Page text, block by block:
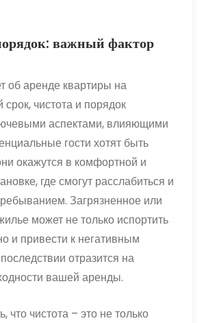
важный фактор
об аренде квартиры на
срок, чистота и порядок
аспектами, влияющими
гости хотят быть
окажутся в комфортной и
где смогут расслабиться и
Загрязненное или
может не только испортить
и привести к негативным
отразится на
вашей аренды.
что чистота – это не только